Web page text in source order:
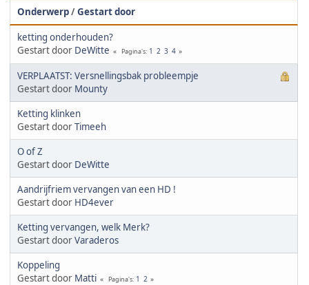
Onderwerp/Gestart door
ketting onderhouden?
Gestart door DeWitte Pagina's 1 2 3 4
VERPLAATST: Versnellingsbak probleempje
Gestart door Mounty
Ketting klinken
Gestart doorTimeeh
O of Z
Gestart door DeWitte
Aandrijfriem vervangen van een HD !
Gestart door HD4ever
Ketting vervangen, welk Merk?
Gestart doorVaraderos
Koppeling
Gestart door Matti Pagina's 1 2